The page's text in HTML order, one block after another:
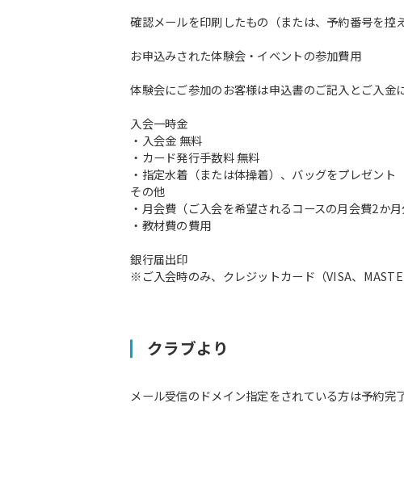
確認メールを印刷したもの（または、予約番号を控え
お申込みされた体験会・イベントの参加費用
体験会にご参加のお客様は申込書のご記入とご入金
入会一時金
・入会金 無料
・カード発行手数料 無料
・指定水着（または体操着）、バッグをプレゼント
その他
・月会費（ご入会を希望されるコースの月会費2か月
・教材費の費用
銀行届出印
※ご入会時のみ、クレジットカード（VISA、
クラブより
メール受信のドメイン指定をされている方は予約